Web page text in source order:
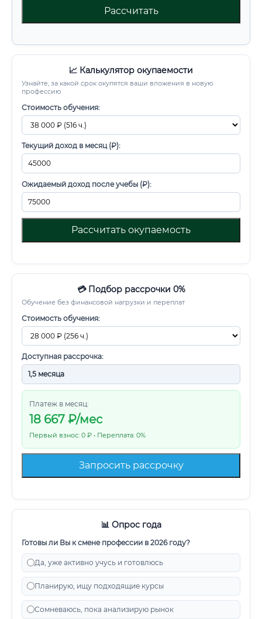
Рассчитать
📈 Калькулятор окупаемости
Узнайте, за какой срок окупятся ваши вложения в новую
профессию
Стоимость обучения:
Текущий доход в месяц (₽):
Ожидаемый доход после учебы (₽):
Рассчитать окупаемость
💳 Подбор рассрочки 0%
Обучение без финансовой нагрузки и переплат
Стоимость обучения:
Доступная рассрочка:
Платеж в месяц:
18 667 ₽/мес
Первый взнос: 0 ₽ • Переплата: 0%
Запросить рассрочку
📊 Опрос года
Готовы ли Вы к смене профессии в 2026 году?
Да, уже активно учусь и готовлюсь
Планирую, ищу подходящие курсы
Сомневаюсь, пока анализирую рынок